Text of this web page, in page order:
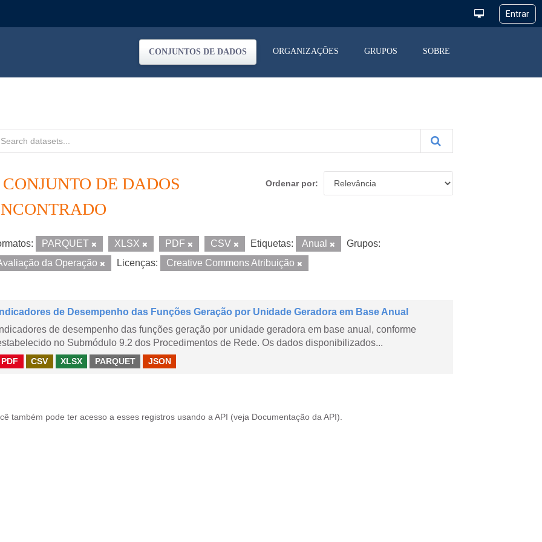
CONJUNTOS DE DADOS ORGANIZAÇÕES GRUPOS SOBRE
Ordenar por
CONJUNTO DE DADOS
PARQUET XLSX PDF CSV Etiquetas: Anual
Grupos:
da Operação
Licenças: Creative Commons Atribuição
Indicadores de Desempenho das Funções Geração por Unidade Geradora em Base Anual
Indicadores de desempenho das funções geração por unidade geradora em base anual, conforme
no Submódulo 9.2 dos Procedimentos de Rede. Os dados disponibilizados...
PDF CSV XLSX PARQUET JSON
também pode ter acesso a esses registros usando a API (veja Documentação da API ).